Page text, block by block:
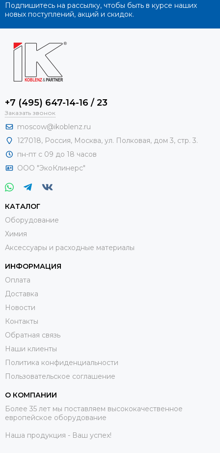
Подпишитесь на рассылку, чтобы быть в курсе наших
новых поступлений, акций и скидок.
+7 (495) 647-14-16 / 23
Заказать звонок
moscow@ikoblenz.ru
127018, Россия, Москва, ул. Полковая, дом 3, стр. 3.
пн-пт с 09 до 18 часов
ООО "ЭкоКлинерс"
КАТАЛОГ
Оборудование
Химия
Аксессуары и расходные материалы
ИНФОРМАЦИЯ
Оплата
Доставка
Новости
Контакты
Обратная связь
Наши клиенты
Политика конфиденциальности
Пользовательское соглашение
О КОМПАНИИ
Более 35 лет мы поставляем высококачественное
европейское оборудование
Наша продукция - Ваш успех!